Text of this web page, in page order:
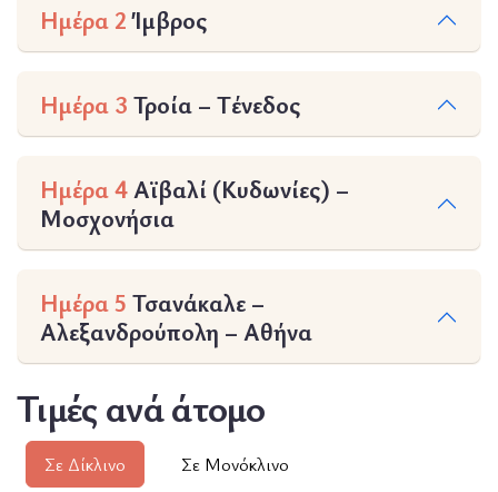
Ημέρα 2Ίμβρος
Ημέρα 3 Τροία – Τένεδος
Ημέρα 4Αϊβαλί (Κυδωνίες) –
Μοσχονήσια
Ημέρα 5 Τσανάκαλε –
Αλεξανδρούπολη – Αθήνα
Τιμές ανά άτομο
Σε Δίκλινο Σε Μονόκλινο